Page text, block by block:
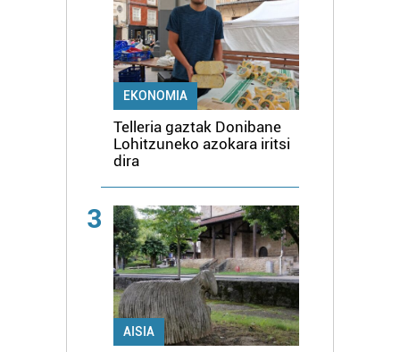
EKONOMIA
Telleria gaztak Donibane
Lohitzuneko azokara iritsi
dira
3
AISIA